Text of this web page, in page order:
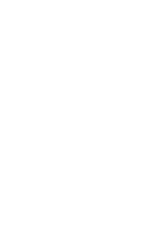
bewegt sich
Sie